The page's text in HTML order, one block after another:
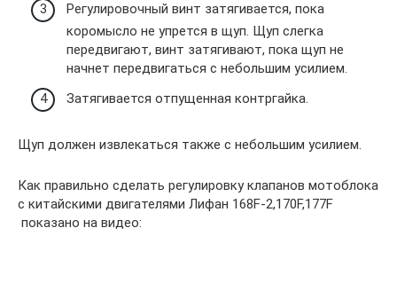
Регулировочный винт затягивается, пока
коромысло не упрется в щуп. Щуп слегка
передвигают, винт затягивают, пока щуп не
начнет передвигаться с небольшим усилием.
Затягивается отпущенная контргайка.
Щуп должен извлекаться также с небольшим усилием.
Как правильно сделать регулировку клапанов мотоблока
с китайскими двигателями Лифан 168F-2,170F,177F
показано на видео: